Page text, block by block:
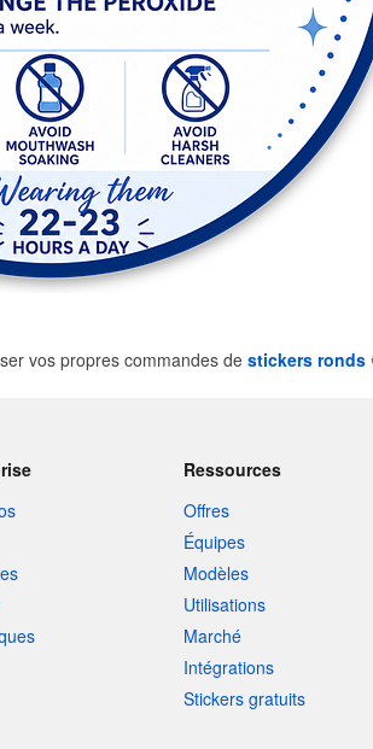
vos propres commandes de stickers ronds
Ressources
Offres
Équipes
Modèles
Utilisations
Marché
Intégrations
Stickers gratuits